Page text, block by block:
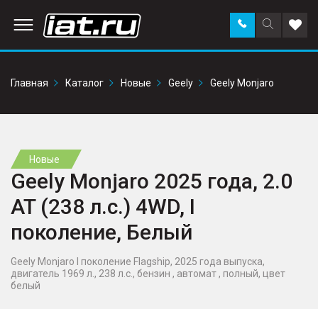
Поиск
по
Заказать
звонок в
Главная
Каталог Новые Geely Geely Monjaro
Новые
Geely Monjaro 2025 года, 2.0
AT (238 л.с.) 4WD, I
поколение, Белый
Geely Monjaro I поколение Flagship, 2025 года выпуска,
двигатель 1969 л., 238 л.с., бензин , автомат , полный, цвет
белый